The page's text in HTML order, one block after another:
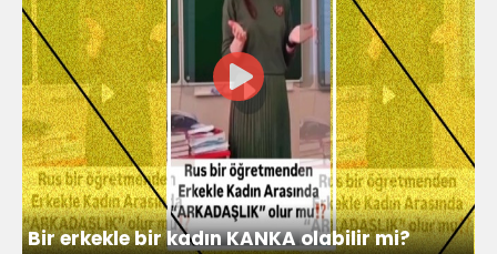
Bir erkekle bir kadın KANKA olabilir mi?